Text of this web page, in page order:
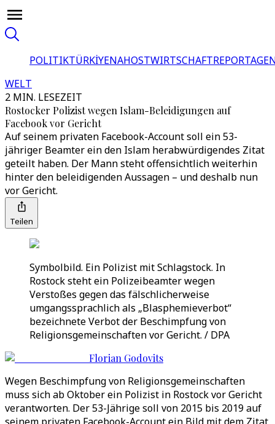
POLITIKTÜRKİYENAHOSTWIRTSCHAFT
WELT
2 MIN. LESEZEIT
Rostocker Polizist wegen Islam-Beleidigungen auf
Facebook vor Gericht
Auf seinem privaten Facebook-Account soll ein 53-
jähriger Beamter ein den Islam herabwürdigendes Zitat
geteilt haben. Der Mann steht offensichtlich weiterhin
hinter den beleidigenden Aussagen – und deshalb nun
vor Gericht.
Teilen
Symbolbild. Ein Polizist mit Schlagstock. In
Rostock steht ein Polizeibeamter wegen
Verstoßes gegen das fälschlicherweise
umgangssprachlich als „Blasphemieverbot“
bezeichnete Verbot der Beschimpfung von
Religionsgemeinschaften vor Gericht. / DPA
Florian Godovits
Wegen Beschimpfung von Religionsgemeinschaften
muss sich ab Oktober ein Polizist in Rostock vor Gericht
verantworten. Der 53-Jährige soll von 2015 bis 2019 auf